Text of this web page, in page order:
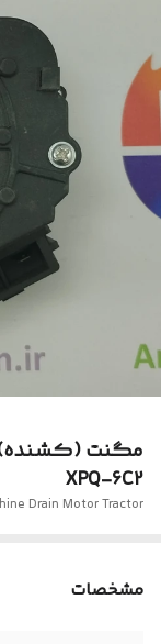
مگنت (کشنده)
XPQ-6C2
Drain Motor Tractor
مشخصات